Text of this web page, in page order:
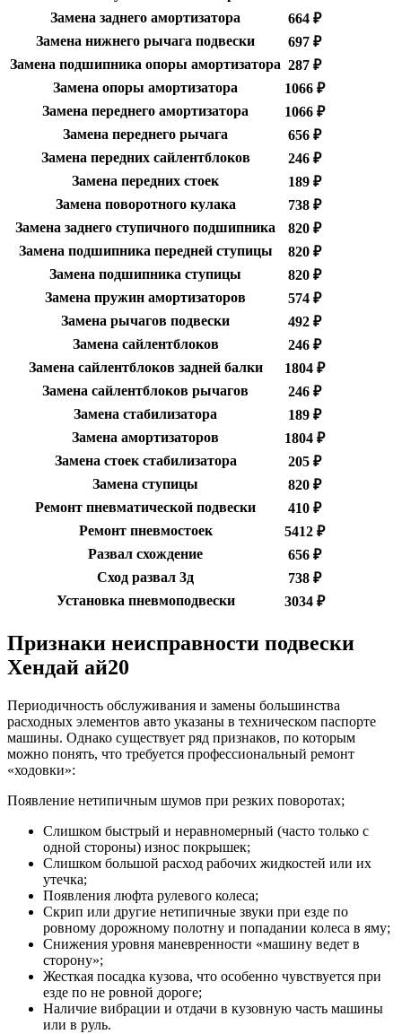
Замена заднего амортизатора
664 ₽
Замена нижнего рычага подвески
697 ₽
Замена подшипника опоры амортизатора 287 ₽
Замена опоры амортизатора
1066 ₽
Замена переднего амортизатора
1066 ₽
Замена переднего рычага
656 ₽
Замена передних сайлентблоков
246 ₽
Замена передних стоек
189 ₽
Замена поворотного кулака
738 ₽
Замена заднего ступичного подшипника
820 ₽
Замена подшипника передней ступицы
820 ₽
Замена подшипника ступицы
820 ₽
Замена пружин амортизаторов
574 ₽
Замена рычагов подвески
492 ₽
Замена сайлентблоков
246 ₽
Замена сайлентблоков задней балки
1804 ₽
Замена сайлентблоков рычагов
246 ₽
Замена стабилизатора
189 ₽
Замена амортизаторов
1804 ₽
Замена стоек стабилизатора
205 ₽
Замена ступицы
820 ₽
Ремонт пневматической подвески
410 ₽
Ремонт пневмостоек
5412 ₽
Развал схождение
656 ₽
Сход развал 3д
738 ₽
Установка пневмоподвески
3034 ₽
Признаки неисправности подвески
Хендай ай20
Периодичность обслуживания и замены большинства
расходных элементов авто указаны в техническом паспорте
машины. Однако существует ряд признаков, по которым
можно понять, что требуется профессиональный ремонт
«ходовки»:
Появление нетипичным шумов при резких поворотах;
Слишком быстрый и неравномерный (часто только с
одной стороны) износ покрышек;
Слишком большой расход рабочих жидкостей или их
утечка;
Появления люфта рулевого колеса;
Скрип или другие нетипичные звуки при езде по
ровному дорожному полотну и попадании колеса в яму;
Снижения уровня маневренности «машину ведет в
сторону»;
Жесткая посадка кузова, что особенно чувствуется при
езде по не ровной дороге;
Наличие вибрации и отдачи в кузовную часть машины
или в руль.